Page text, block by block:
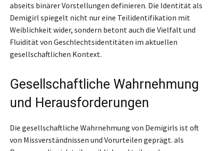
abseits binärer Vorstellungen definieren. Die Identität als
Demigirl spiegelt nicht nur eine Teilidentifikation mit
Weiblichkeit wider, sondern betont auch die Vielfalt und
Fluidität von Geschlechtsidentitäten im aktuellen
gesellschaftlichen Kontext.
Gesellschaftliche Wahrnehmung
und Herausforderungen
Die gesellschaftliche Wahrnehmung von Demigirls ist oft
von Missverständnissen und Vorurteilen geprägt. als